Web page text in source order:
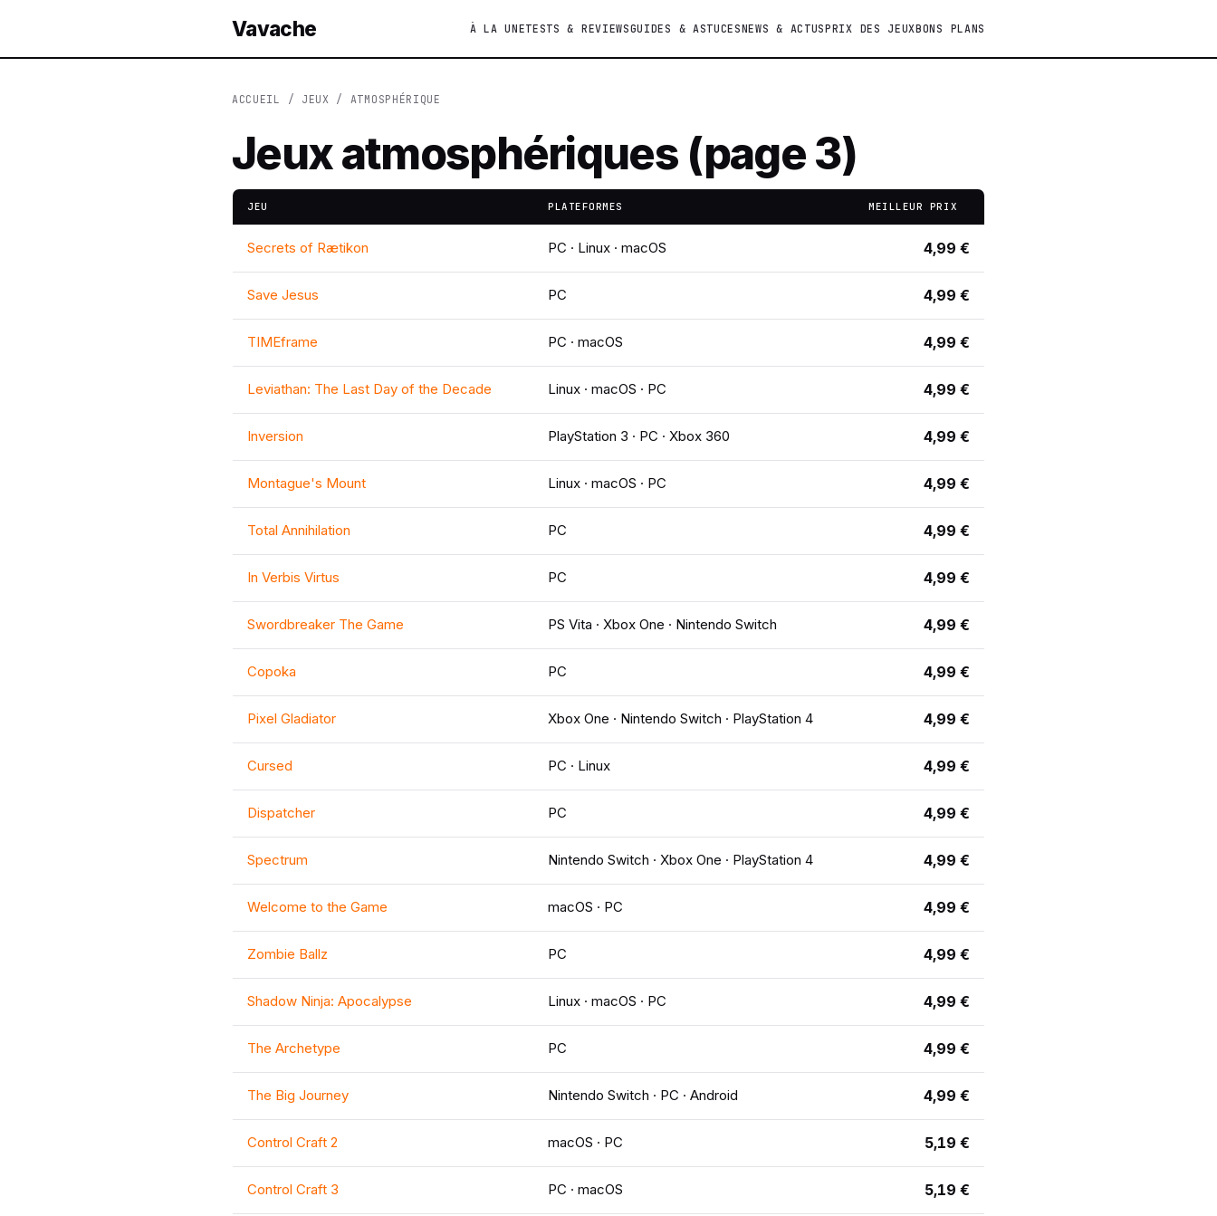
Vavache À LA UNETESTS & REVIEWSGUIDES & ASTUCESNEWS & ACTUSPRIX DES JEUXBONS PLANS
ACCUEIL / JEUX / ATMOSPHÉRIQUE
Jeux atmosphériques (page 3)
JEU PLATEFORMES MEILLEUR PRIX
Secrets of Rætikon PC · Linux · macOS 4,99 €
Save Jesus PC 4,99 €
TIMEframe PC · macOS 4,99 €
Leviathan: The Last Day of the Decade Linux · macOS · PC 4,99 €
Inversion PlayStation 3 · PC · Xbox 360 4,99 €
Montague's Mount Linux · macOS · PC 4,99 €
Total Annihilation PC 4,99 €
In Verbis Virtus PC 4,99 €
Swordbreaker The Game PS Vita · Xbox One · Nintendo Switch 4,99 €
Copoka PC 4,99 €
Pixel Gladiator Xbox One · Nintendo Switch · PlayStation 4 4,99 €
Cursed PC · Linux 4,99 €
Dispatcher PC 4,99 €
Spectrum Nintendo Switch · Xbox One · PlayStation 4 4,99 €
Welcome to the Game macOS · PC 4,99 €
Zombie Ballz PC 4,99 €
Shadow Ninja: Apocalypse Linux · macOS · PC 4,99 €
The Archetype PC 4,99 €
The Big Journey Nintendo Switch · PC · Android 4,99 €
Control Craft 2 macOS · PC 5,19 €
Control Craft 3 PC · macOS 5,19 €